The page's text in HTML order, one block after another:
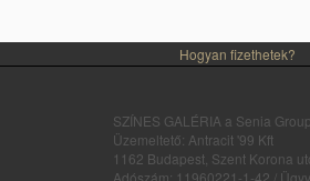
Hogyan fizethetek?
SZÍNES GALÉRIA a Senia
Üzemeltető: Antracit '99 Kft
1162 Budapest, Szent Korona
Adószám: 11960221-1-42 /